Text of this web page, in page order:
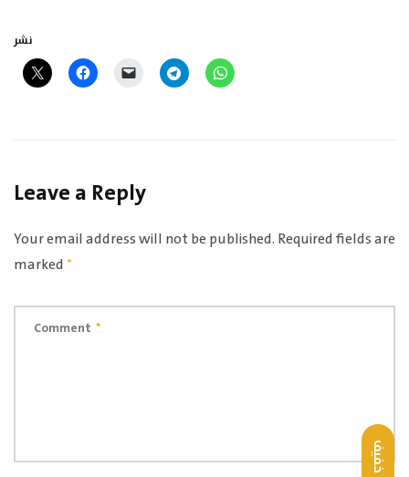
خفيف
نشر
Leave a Reply
Your email address will not be published. Required fields are
marked*
Comment *